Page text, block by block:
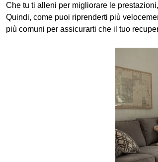
Che tu ti alleni per migliorare le
Quindi, come puoi riprenderti più
più comuni per assicurarti che il tuo